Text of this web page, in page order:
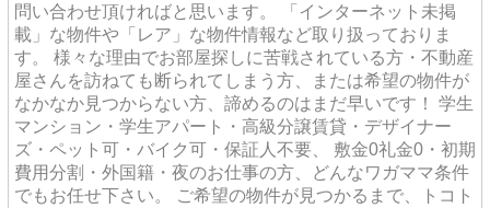
問い合わせ頂ければと思います。 「インターネット未掲
載」な物件や「レア」な物件情報など取り扱っておりま
す。 様々な理由でお部屋探しに苦戦されている方・不動産
屋さんを訪ねても断られてしまう方、または希望の物件が
なかなか見つからない方、諦めるのはまだ早いです！ 学生
マンション・学生アパート・高級分譲賃貸・デザイナー
ズ・ペット可・バイク可・保証人不要、 敷金0礼金0・初期
費用分割・外国籍・夜のお仕事の方、どんなワガママ条件
でもお任せ下さい。 ご希望の物件が見つかるまで、トコト